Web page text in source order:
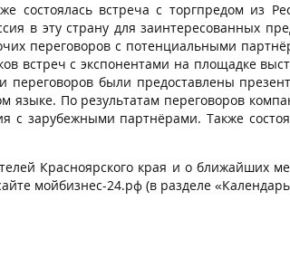
состоялась встреча с торгпредом из
в эту страну для заинтересованных
переговоров с потенциальными
встреч с экспонентами на площадке
переговоров были предоставлены
языке. По результатам переговоров
с зарубежными партнёрами. Также
Красноярского края и о ближайших
мойбизнес-24.рф (в разделе